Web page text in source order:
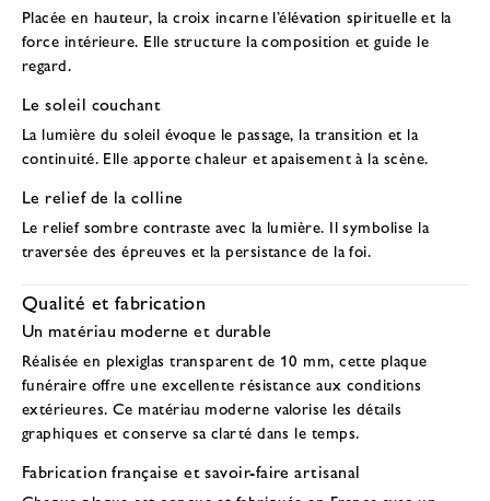
Placée en hauteur, la croix incarne l’élévation spirituelle et la
force intérieure. Elle structure la composition et guide le
regard.
Le soleil couchant
La lumière du soleil évoque le passage, la transition et la
continuité. Elle apporte chaleur et apaisement à la scène.
Le relief de la colline
Le relief sombre contraste avec la lumière. Il symbolise la
traversée des épreuves et la persistance de la foi.
Qualité et fabrication
Un matériau moderne et durable
Réalisée en plexiglas transparent de 10 mm, cette plaque
funéraire offre une excellente résistance aux conditions
extérieures. Ce matériau moderne valorise les détails
graphiques et conserve sa clarté dans le temps.
Fabrication française et savoir-faire artisanal